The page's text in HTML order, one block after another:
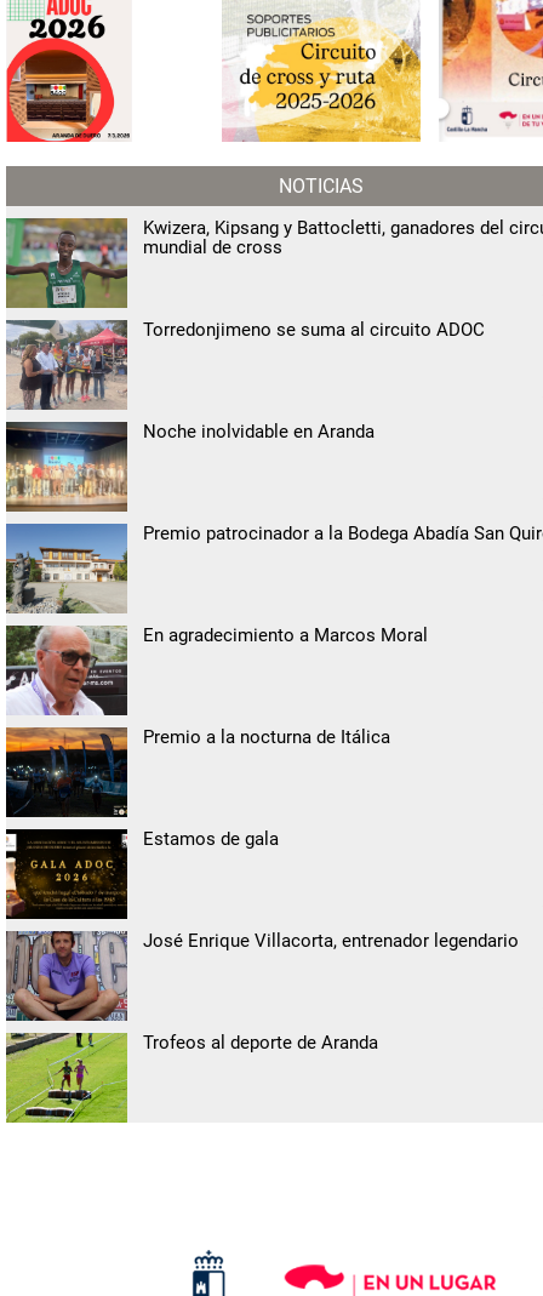
NOTICIAS
Kwizera, Kipsang y Battocletti, ganadores del
mundial de cross
Torredonjimeno se suma al circuito ADOC
Noche inolvidable en Aranda
Premio patrocinador a la Bodega Abadía San
En agradecimiento a Marcos Moral
Premio a la nocturna de Itálica
Estamos de gala
José Enrique Villacorta, entrenador legendario
Trofeos al deporte de Aranda